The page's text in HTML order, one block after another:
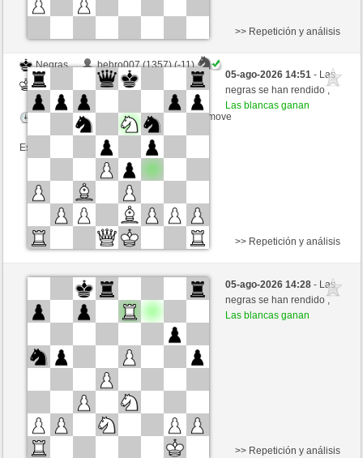
Negras
behro007 (1357) (-11)
Blancas
jt778 (1476) (+11)
Tiempo: 15 minutes/side + 20 seconds/move
Esta partida es por puntos
>> Repetición y análisis
05-ago-2026 14:51- Las
negras se han rendido ,
Las blancas ganan
Negras
Grimbart (1535) (-16)
jt778 (1535) (+16)
Tiempo: 20 minutes/side + 10 seconds/move
Esta partida es por puntos
>> Repetición y análisis
05-ago-2026 14:28- Las
negras se han rendido ,
Las blancas ganan
>> Repetición y análisis